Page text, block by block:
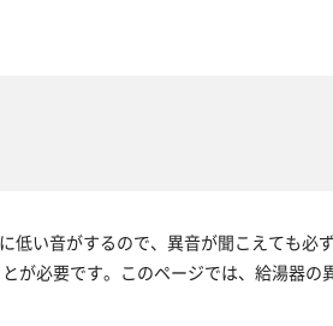
低い音がするので、異音が聞こえても必
が必要です。このページでは、給湯器の